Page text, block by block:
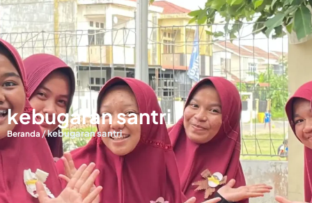
kebugaran santri
Beranda/kebugaran santri